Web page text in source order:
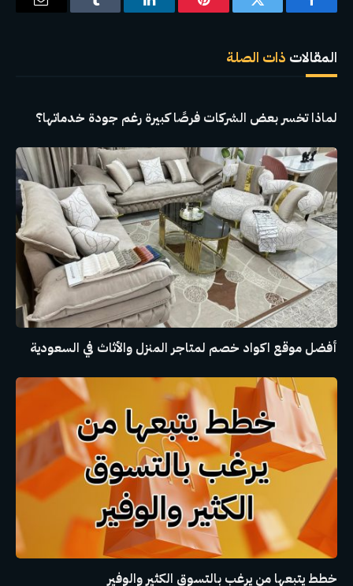
فيسبوك تويتر بينتيريستلينكدإن Tumblr
البريد
المقالات ذات الصلة
لماذا تخسر بعض الشركات فرصًا كبيرة رغم جودة خدماتها؟
أفضل موقع اكواد خصم لمتاجر المنزل والأثاث في السعودية
خطط يتبعها من يرغب بالتسوق الكثير والوفير